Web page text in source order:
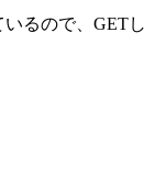
るので、GETし